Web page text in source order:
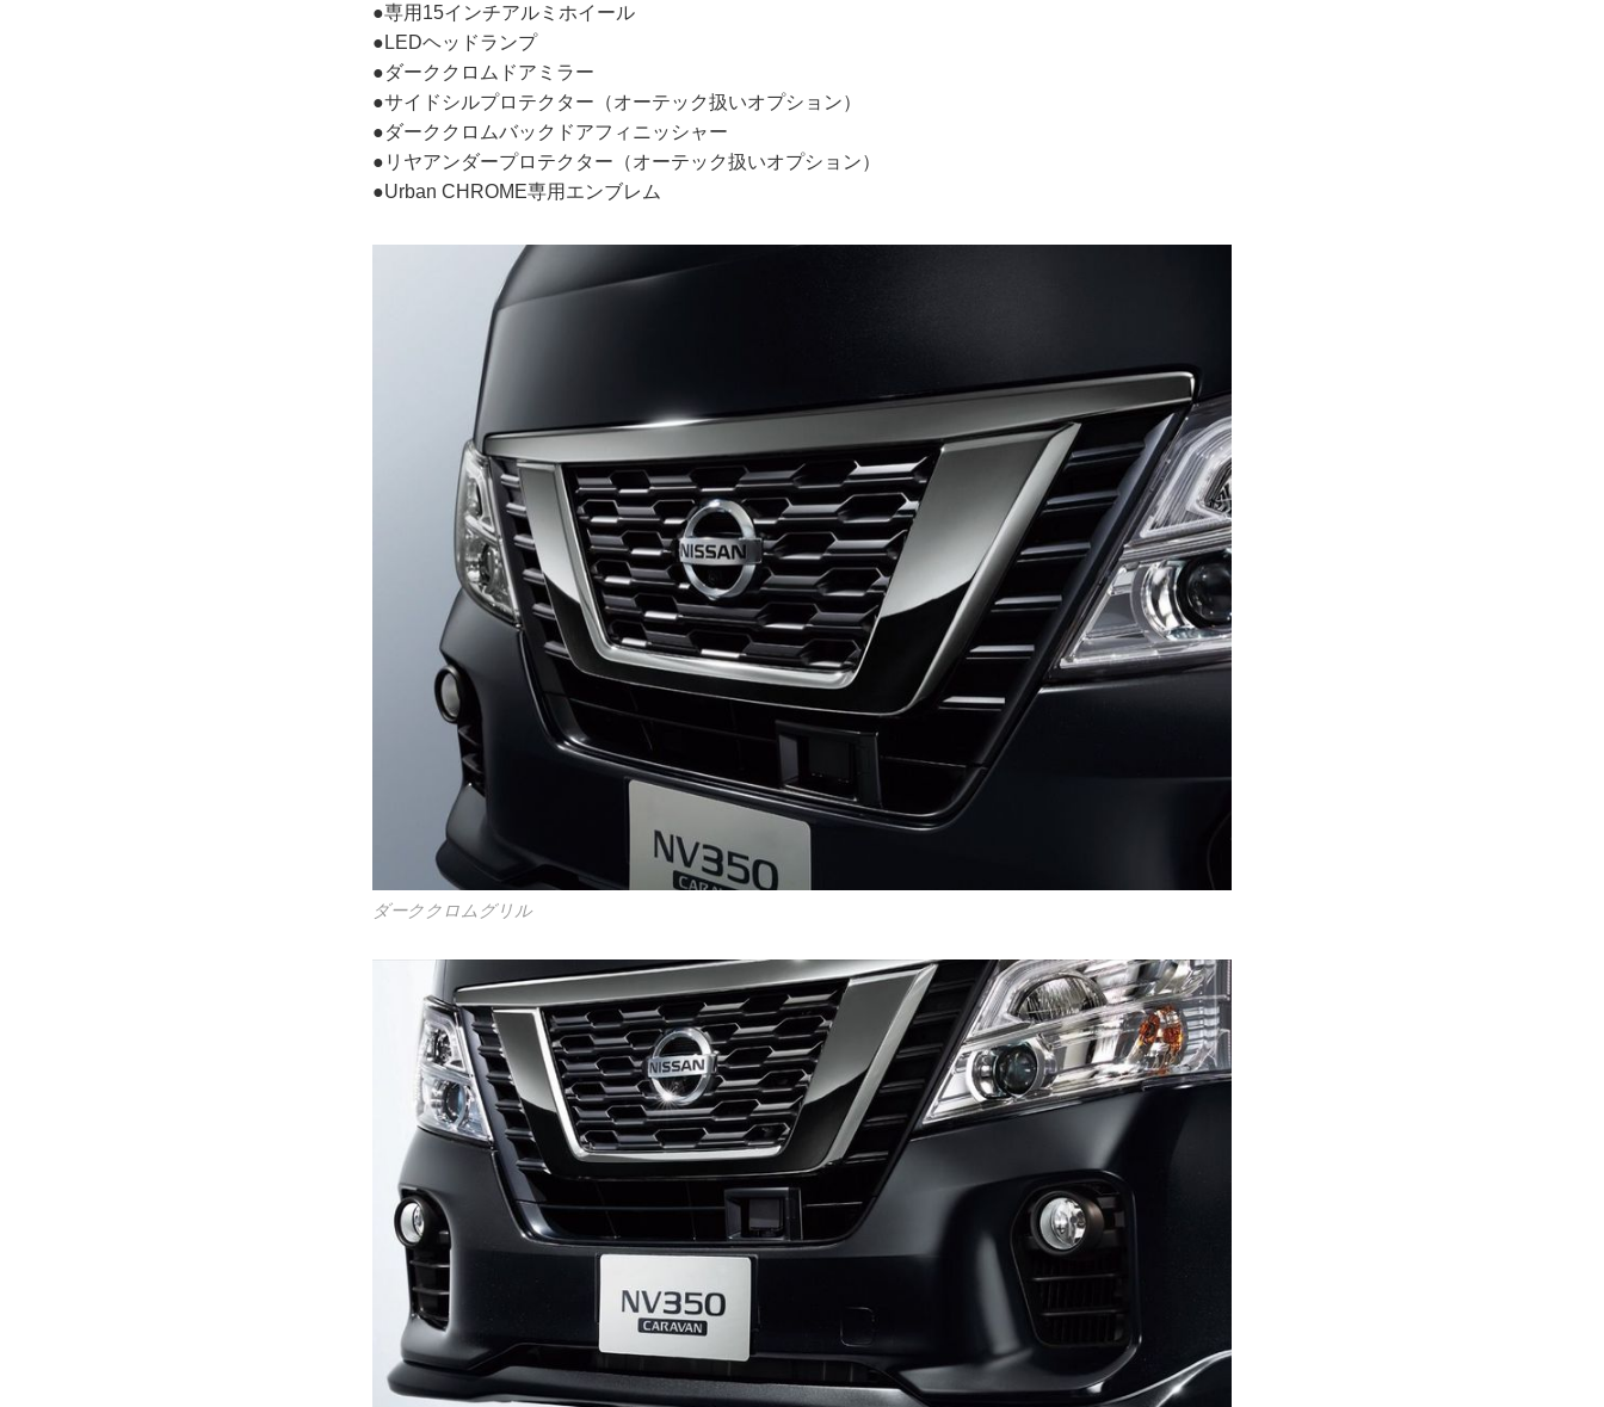
●専用15インチアルミホイール
●LEDヘッドランプ
●ダーククロムドアミラー
●サイドシルプロテクター（オーテック扱いオプション）
●ダーククロムバックドアフィニッシャー
●リヤアンダープロテクター（オーテック扱いオプション）
●Urban CHROME専用エンブレム
ダーククロムグリル